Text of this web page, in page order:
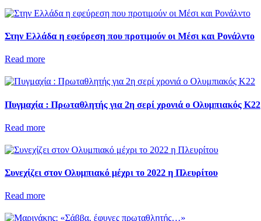
Στην Ελλάδα η εφεύρεση που προτιμούν οι Μέσι και Ρονάλντο
Read more
Πυγμαχία : Πρωταθλητής για 2η σερί χρονιά ο Ολυμπιακός Κ22
Read more
Συνεχίζει στον Ολυμπιακό μέχρι το 2022 η Πλευρίτου
Read more